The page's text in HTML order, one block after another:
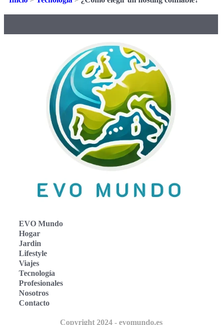
EVO Mundo
Hogar
Jardin
Lifestyle
Viajes
Tecnología
Profesionales
Nosotros
Contacto
Copyright 2024 - evomundo.es